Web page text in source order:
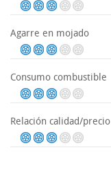
Agarre en mojado
Consumo combustible
Relación calidad/precio